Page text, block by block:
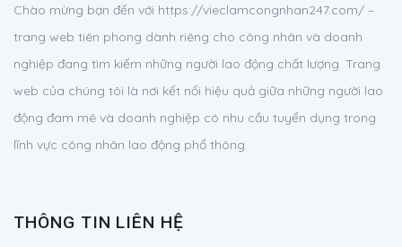
Chào mừng bạn đến với https://vieclamcongnhan247.com/ –
trang web tiên phong dành riêng cho công nhân và doanh
nghiệp đang tìm kiếm những người lao động chất lượng. Trang
web của chúng tôi là nơi kết nối hiệu quả giữa những người lao
động đam mê và doanh nghiệp có nhu cầu tuyển dụng trong
lĩnh vực công nhân lao động phổ thông.
THÔNG TIN LIÊN HỆ